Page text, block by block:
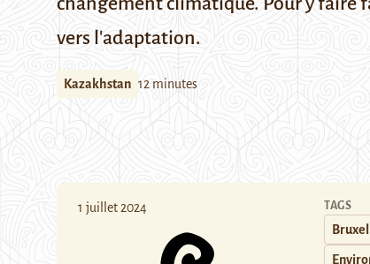
vers l'adaptation.
Kazakhstan 12 minutes
1 juillet 2024 TAGS